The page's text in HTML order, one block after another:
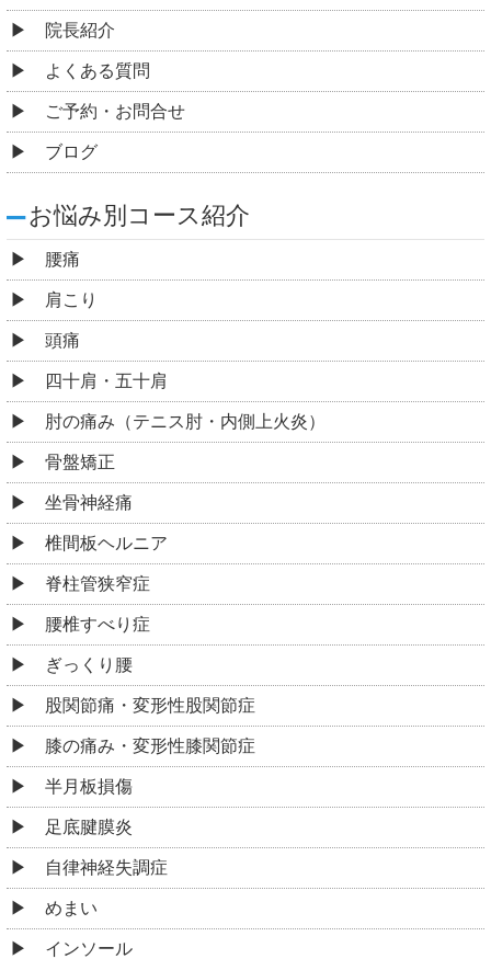
院長紹介
よくある質問
ご予約・お問合せ
ブログ
お悩み別コース紹介
腰痛
肩こり
頭痛
四十肩・五十肩
肘の痛み（テニス肘・内側上火炎）
骨盤矯正
坐骨神経痛
椎間板ヘルニア
脊柱管狭窄症
腰椎すべり症
ぎっくり腰
股関節痛・変形性股関節症
膝の痛み・変形性膝関節症
半月板損傷
足底腱膜炎
自律神経失調症
めまい
インソール